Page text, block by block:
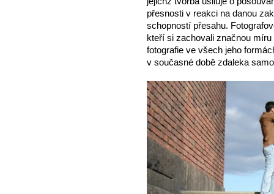
přesnosti v reakci na danou
schopností přesahu.
kteří si zachovali značnou
fotografie ve všech jeho
v současné době zdaleka